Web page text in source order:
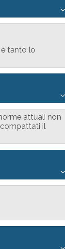
tanto lo
attuali non
il